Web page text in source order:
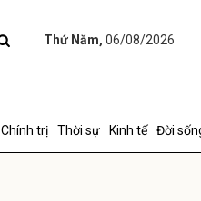
Thứ Năm, 06/08/2026
Chính trị Thời sự Kinh tế Đời